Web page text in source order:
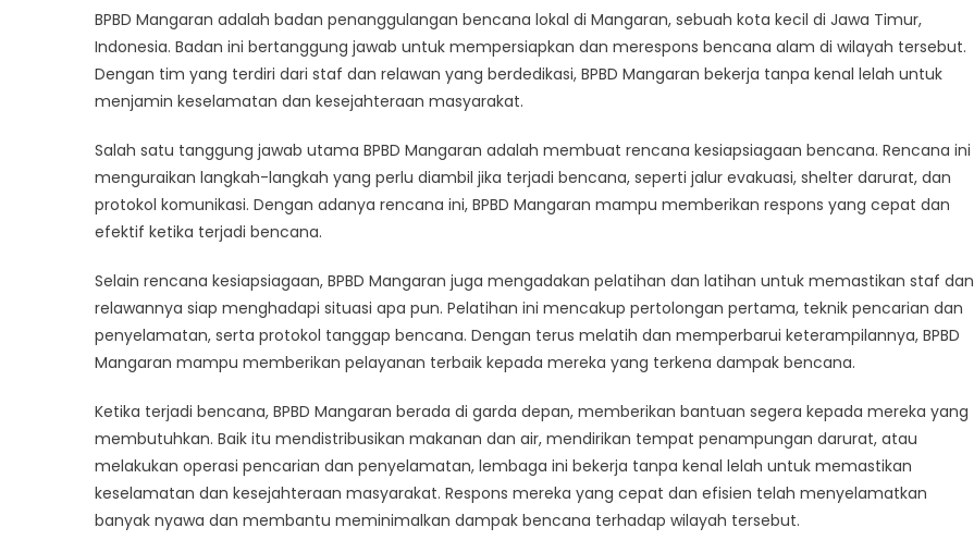
in
Indonesia
BPBD Mangaran adalah badan penanggulangan bencana lokal di Mangaran, sebuah kota kecil di Jawa Timur,
Indonesia. Badan ini bertanggung jawab untuk mempersiapkan dan merespons bencana alam di wilayah tersebut.
Dengan tim yang terdiri dari staf dan relawan yang berdedikasi, BPBD Mangaran bekerja tanpa kenal lelah untuk
menjamin keselamatan dan kesejahteraan masyarakat.
Salah satu tanggung jawab utama BPBD Mangaran adalah membuat rencana kesiapsiagaan bencana. Rencana ini
menguraikan langkah-langkah yang perlu diambil jika terjadi bencana, seperti jalur evakuasi, shelter darurat, dan
protokol komunikasi. Dengan adanya rencana ini, BPBD Mangaran mampu memberikan respons yang cepat dan
efektif ketika terjadi bencana.
Selain rencana kesiapsiagaan, BPBD Mangaran juga mengadakan pelatihan dan latihan untuk memastikan staf dan
relawannya siap menghadapi situasi apa pun. Pelatihan ini mencakup pertolongan pertama, teknik pencarian dan
penyelamatan, serta protokol tanggap bencana. Dengan terus melatih dan memperbarui keterampilannya, BPBD
Mangaran mampu memberikan pelayanan terbaik kepada mereka yang terkena dampak bencana.
Ketika terjadi bencana, BPBD Mangaran berada di garda depan, memberikan bantuan segera kepada mereka yang
membutuhkan. Baik itu mendistribusikan makanan dan air, mendirikan tempat penampungan darurat, atau
melakukan operasi pencarian dan penyelamatan, lembaga ini bekerja tanpa kenal lelah untuk memastikan
keselamatan dan kesejahteraan masyarakat. Respons mereka yang cepat dan efisien telah menyelamatkan
banyak nyawa dan membantu meminimalkan dampak bencana terhadap wilayah tersebut.